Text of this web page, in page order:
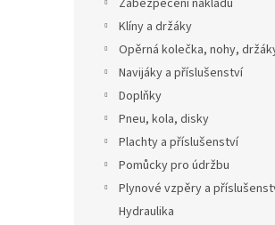
Zabezpečení nákladu
Klíny a držáky
Opěrná kolečka, nohy,
Navijáky a příslušenství
Doplňky
Pneu, kola, disky
Plachty a příslušenství
Pomůcky pro údržbu
Plynové vzpěry a
Hydraulika